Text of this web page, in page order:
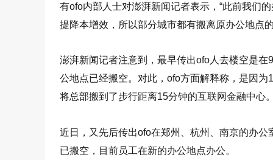
有ofo内部人士对澎湃新闻记者表示，“此前我们
提降本增效，所以部分城市都有搬离原办公地点
澎湃新闻记者注意到，最早传出ofo人去楼空是
公地点已经搬空。对此，ofo方面解释称，是因
将总部搬到了步行距离15分钟的互联网金融中心。
近日，又先后传出ofo在郑州、杭州、南京的办公
已搬空，目前员工在新的办公地点办公。